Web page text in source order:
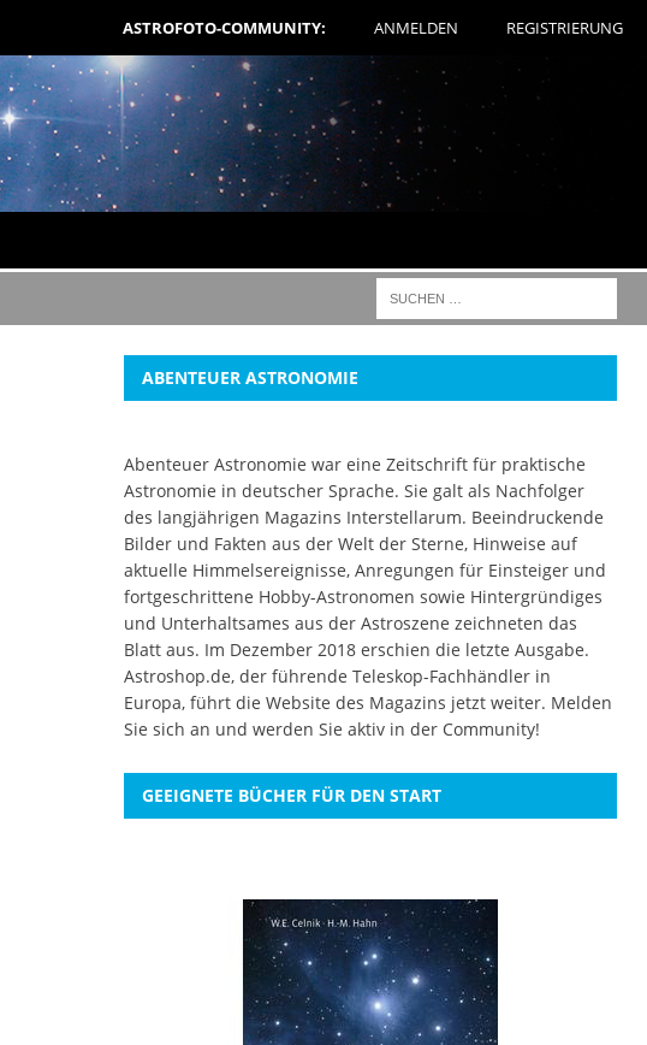
ASTROFOTO-COMMUNITY: ANMELDEN REGISTRIERUNG
ABENTEUER ASTRONOMIE
Abenteuer Astronomie war eine Zeitschrift für praktische
Astronomie in deutscher Sprache. Sie galt als Nachfolger
des langjährigen Magazins Interstellarum. Beeindruckende
Bilder und Fakten aus der Welt der Sterne, Hinweise auf
aktuelle Himmelsereignisse, Anregungen für Einsteiger und
fortgeschrittene Hobby-Astronomen sowie Hintergründiges
und Unterhaltsames aus der Astroszene zeichneten das
Blatt aus. Im Dezember 2018 erschien die letzte Ausgabe.
Astroshop.de, der führende Teleskop-Fachhändler in
Europa, führt die Website des Magazins jetzt weiter. Melden
Sie sich an und werden Sie aktiv in der Community!
GEEIGNETE BÜCHER FÜR DEN START